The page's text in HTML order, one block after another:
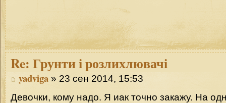
Re: Грунти і розлихлювачі
yadviga » 23 сен 2014, 15:53
Девочки, кому надо. Я иак точно закажу. На